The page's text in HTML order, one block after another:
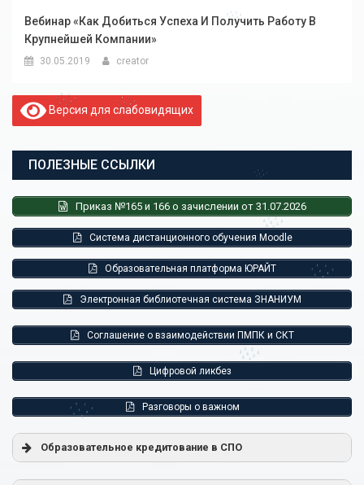
Вебинар «Как Добиться Успеха И Получить Работу В
Крупнейшей Компании»
30.05.2019 creator
Версия для слабовидящих
ПОЛЕЗНЫЕ ССЫЛКИ
Приказ №165 и 166 о зачислении от 31.07.2026
Система дистанционного обучения Moodle
Образовательная платформа ЮРАЙТ
Электронная библиотечная система ЗНАНИУМ
Соглашение о взаимодействии ПМПК и СКТ
Цифровой ликбез
Разговоры о важном
Образовательное кредитование в СПО